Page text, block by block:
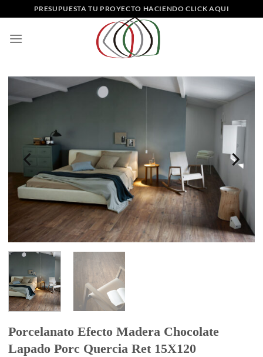
al
contenido
PRESUPUESTA TU PROYECTO HACIENDO CLICK AQUI
Porcelanato Efecto Madera Chocolate
Lapado Porc Quercia Ret 15X120